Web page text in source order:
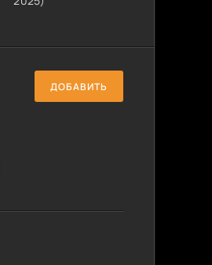
ДОБАВИТЬ